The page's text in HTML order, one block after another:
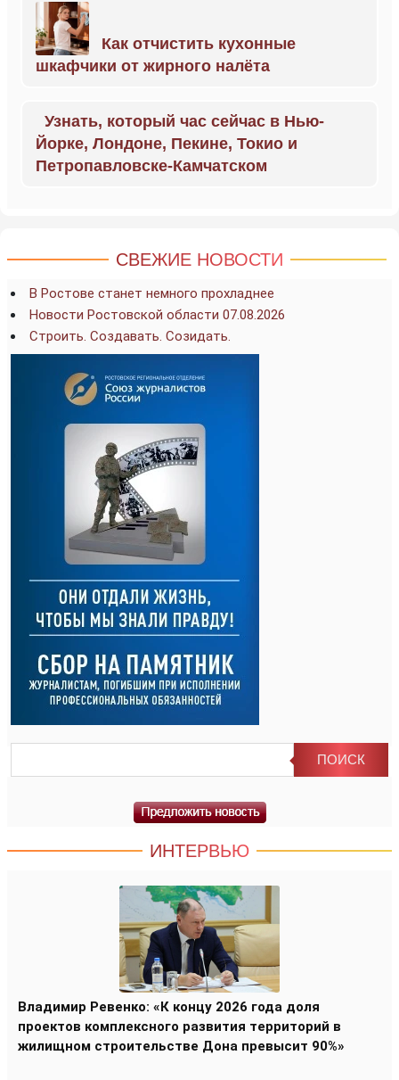
Как отчистить кухонные
шкафчики от жирного налёта
Узнать, который час сейчас в Нью-
Йорке, Лондоне, Пекине, Токио и
Петропавловске-Камчатском
СВЕЖИЕ НОВОСТИ
В Ростове станет немного прохладнее
Новости Ростовской области 07.08.2026
Строить. Создавать. Созидать.
ИНТЕРВЬЮ
Владимир Ревенко: «К концу 2026 года доля
проектов комплексного развития территорий в
жилищном строительстве Дона превысит 90%»